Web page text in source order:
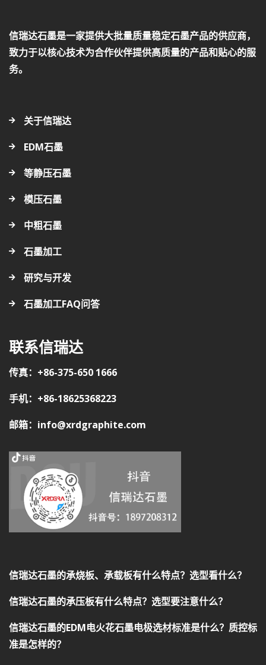
信瑞达石墨是一家提供大批量质量稳定石墨产品的供应商，
致力于以核心技术为合作伙伴提供高质量的产品和贴心的服
务。
关于信瑞达
EDM石墨
等静压石墨
模压石墨
中粗石墨
石墨加工
研究与开发
石墨加工FAQ问答
联系信瑞达
传真：+86-375-650 1666
手机：+86-18625368223
邮箱：info@xrdgraphite.com
信瑞达石墨的承烧板、承载板有什么特点？选型看什么？
信瑞达石墨的承压板有什么特点？选型要注意什么？
信瑞达石墨的EDM电火花石墨电极选材标准是什么？质控标
准是怎样的？